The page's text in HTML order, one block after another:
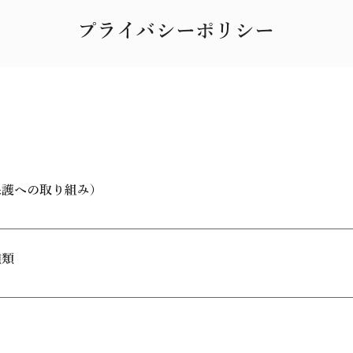
への取り組み）
社」といいます）は、お客様に安心してサービスをご利用
管理・保護に努めます。
、問い合わせ対応、サービスの提供に必要な範囲で、以下
情報（カード番号、有効期限など）、銀行口座情報（返金
プライバシーポリシー